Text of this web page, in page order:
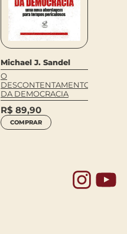
Michael J. Sandel
O
DESCONTENTAMENTO
DA DEMOCRACIA
R$ 89,90
COMPRAR